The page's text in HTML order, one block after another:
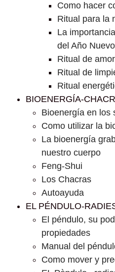
Como hacer
Ritual para la
La
del Año Nuevo
Ritual de amor
Ritual de
Ritual
BIOENERGÍA-
Bioenergía en los
Como utilizar la
La bioenergía
nuestro cuerpo
Feng-Shui
Los Chacras
Autoayuda
EL PÉNDULO-
El péndulo, su
propiedades
Manual del
Como mover y